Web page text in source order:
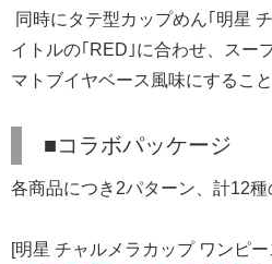
同時にタテ型カップめん｢明星
イトルの｢RED｣に合わせ、スー
マトブイヤベース風味にするこ
■コラボパッケージ
各商品につき2パターン、計12
[明星 チャルメラカップ ワンピ